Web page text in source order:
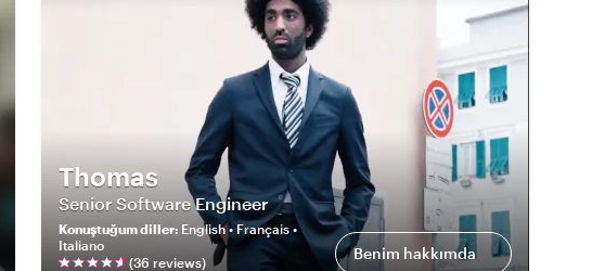
Thomas
Senior Software Engineer
Konuştuğum diller: English • Français •
Italiano
(36 reviews) Benim hakkımda